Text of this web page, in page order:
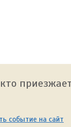
событие на сайт